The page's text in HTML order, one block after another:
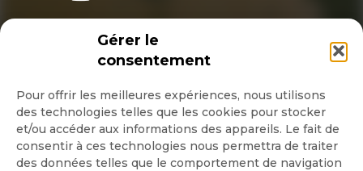
Gérer le
consentement
Pour offrir les meilleures expériences, nous utilisons
des technologies telles que les cookies pour stocker
et/ou accéder aux informations des appareils. Le fait de
consentir à ces technologies nous permettra de traiter
des données telles que le comportement de navigation
INSCRIPTION NEWSLETTER
Quotidienne
Hebdo